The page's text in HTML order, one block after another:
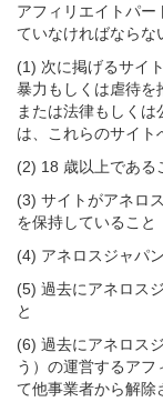
アフィリエイトパー
ていなければならな
(1) 次に掲げるサイ
暴力もしくは虐待を
または法律もしく
は、これらのサイト
(2) 18 歳以上である
(3) サイトがアネロ
を保持していること
(4) アネロスジャパ
(5) 過去にアネロス
と
(6) 過去にアネロス
う）の運営するア
て他事業者から解除